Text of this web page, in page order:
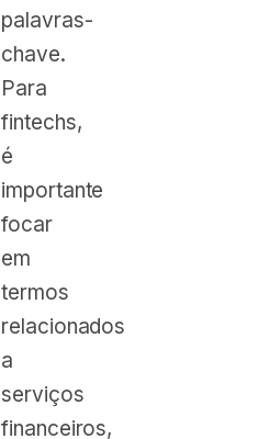
palavras-
chave.
Para
fintechs,
é
importante
focar
em
termos
relacionados
a
serviços
financeiros,